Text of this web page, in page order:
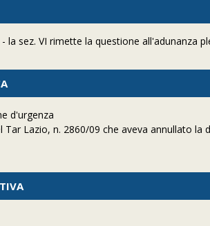
sez. VI rimette la questione all'adunanza
d'urgenza
Lazio, n. 2860/09 che aveva annullato la